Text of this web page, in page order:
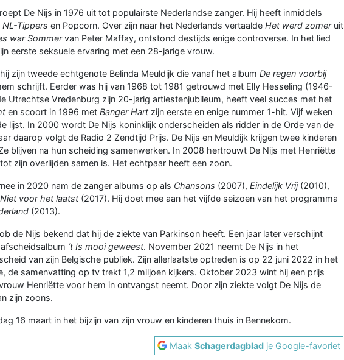
De Nijs in 1976 uit tot populairste Nederlandse zanger. Hij heeft inmiddels
NL-Tippers en Popcorn. Over zijn naar het Nederlands vertaalde Het werd zomeruit
war Sommervan Peter Maffay, ontstond destijds enige controverse. In het lied
eerste seksuele ervaring met een 28-jarige vrouw.
zijn tweede echtgenote Belinda Meuldijk die vanaf het album De regen voorbij
schrijft. Eerder was hij van 1968 tot 1981 getrouwd met Elly Hesseling (1946-
Utrechtse Vredenburg zijn 20-jarig artiestenjubileum, heeft veel succes met het
en scoort in 1996 met Banger Hart zijn eerste en enige nummer 1-hit. Vijf weken
lijst. In 2000 wordt De Nijs koninklijk onderscheiden als ridder in de Orde van de
daarop volgt de Radio 2 Zendtijd Prijs. De Nijs en Meuldijk krijgen twee kinderen
blijven na hun scheiding samenwerken. In 2008 hertrouwt De Nijs met Henriëtte
zijn overlijden samen is. Het echtpaar heeft een zoon.
in 2020 nam de zanger albums op als Chansons (2007), Eindelijk Vrij(2010),
Niet voor het laatst (2017). Hij doet mee aan het vijfde seizoen van het programma
(2013).
de Nijs bekend dat hij de ziekte van Parkinson heeft. Een jaar later verschijnt
‘t Is mooi geweest. November 2021 neemt De Nijs in het
van zijn Belgische publiek. Zijn allerlaatste optreden is op 22 juni 2022 in het
de samenvatting op tv trekt 1,2 miljoen kijkers. Oktober 2023 wint hij een prijs
Henriëtte voor hem in ontvangst neemt. Door zijn ziekte volgt De Nijs de
zijn zoons.
16 maart in het bijzijn van zijn vrouw en kinderen thuis in Bennekom.
MaakSchagerdagblad je Google-favoriet